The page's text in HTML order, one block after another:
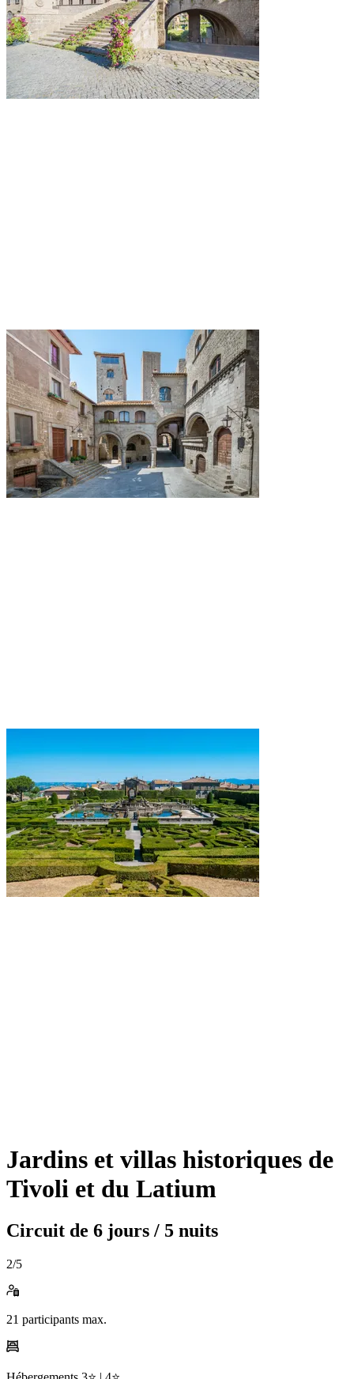
Jardins et villas historiques de
Tivoli et du Latium
Circuit de 6 jours / 5 nuits
2/5
21 participants max.